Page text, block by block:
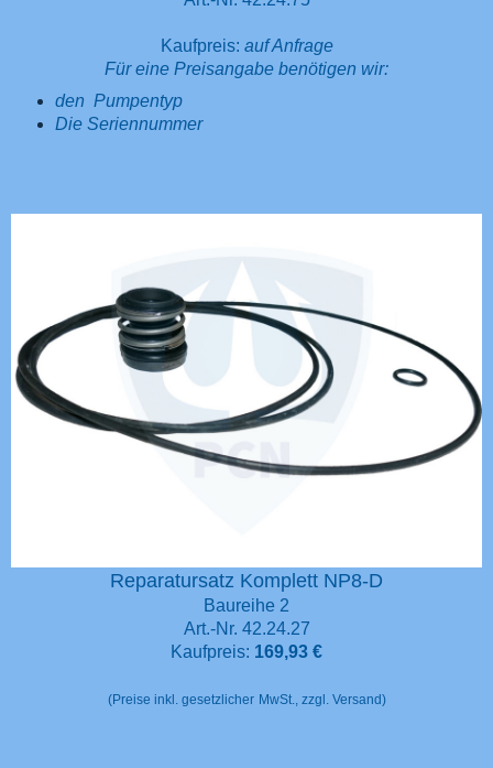
Kaufpreis: auf Anfrage
Für eine Preisangabe benötigen wir:
den Pumpentyp
Die Seriennummer
Reparatursatz Komplett NP8-D
Baureihe 2
Art.-Nr. 42.24.27
Kaufpreis: 169,93 €
(Preise inkl. gesetzlicher MwSt., zzgl. Versand)